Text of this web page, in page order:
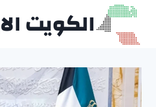
التجاوز
المحتوى
الكويت